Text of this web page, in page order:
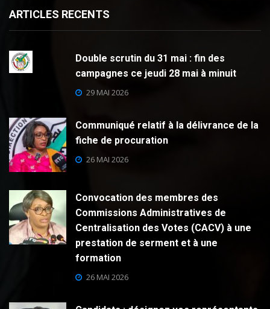
ARTICLES RECENTS
Double scrutin du 31 mai : fin des
campagnes ce jeudi 28 mai à minuit
29 MAI 2026
Communiqué relatif à la délivrance de la
fiche de procuration
26 MAI 2026
Convocation des membres des
Commissions Administratives de
Centralisation des Votes (CACV) à une
prestation de serment et à une
formation
26 MAI 2026